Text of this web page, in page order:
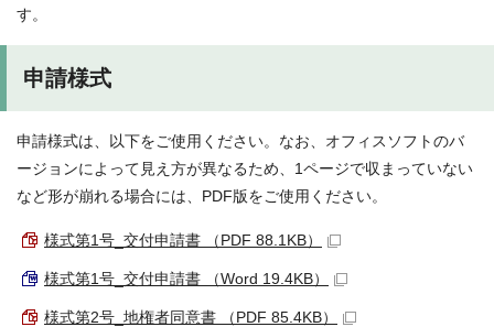
す。
申請様式
申請様式は、以下をご使用ください。なお、オフィスソフトのバ
ージョンによって見え方が異なるため、1ページで収まっていない
など形が崩れる場合には、PDF版をご使用ください。
様式第1号_交付申請書 （PDF 88.1KB）
様式第1号_交付申請書 （Word 19.4KB）
様式第2号_地権者同意書 （PDF 85.4KB）